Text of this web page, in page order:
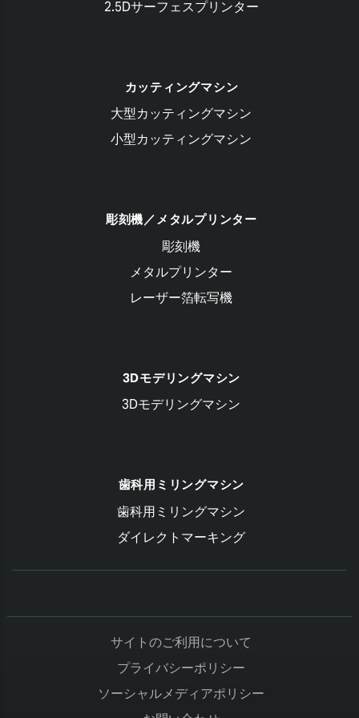
2.5Dサーフェスプリンター
カッティングマシン
大型カッティングマシン
小型カッティングマシン
彫刻機／メタルプリンター
彫刻機
メタルプリンター
レーザー箔転写機
3Dモデリングマシン
3Dモデリングマシン
歯科用ミリングマシン
歯科用ミリングマシン
ダイレクトマーキング
サイトのご利用について
プライバシーポリシー
ソーシャルメディアポリシー